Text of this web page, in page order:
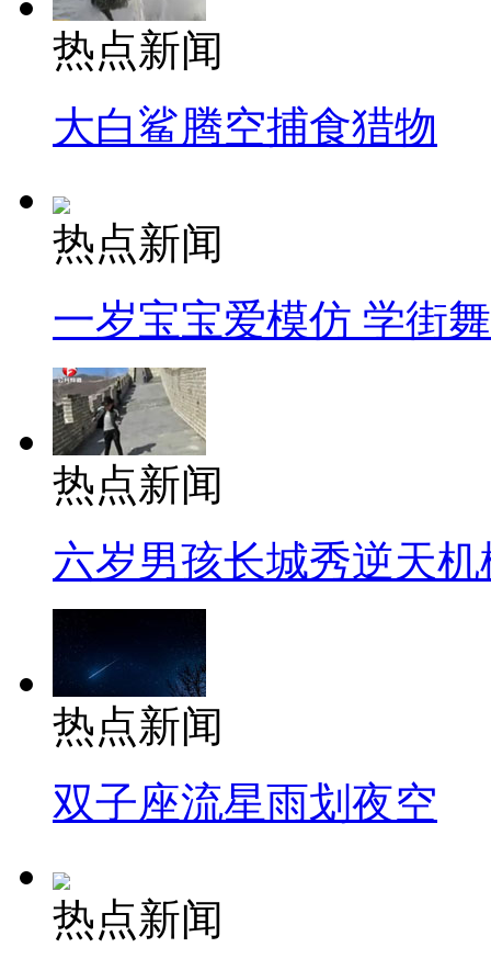
热点新闻
大白鲨腾空捕食猎物
热点新闻
一岁宝宝爱模仿 学街
热点新闻
六岁男孩长城秀逆天机
热点新闻
双子座流星雨划夜空
热点新闻